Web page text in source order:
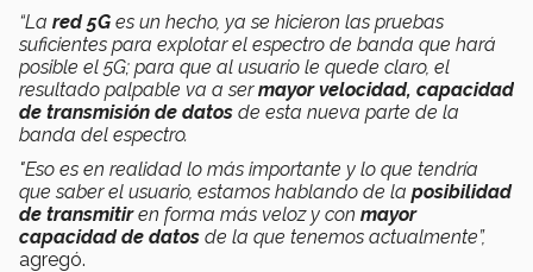
“La red 5G es un hecho, ya se hicieron las pruebas
suficientes para explotar el espectro de banda que hará
posible el 5G; para que al usuario le quede claro, el
resultado palpable va a sermayor velocidad, capacidad
de transmisión de datos de esta nueva parte de la
banda del espectro.
"Eso es en realidad lo más importante y lo que tendría
que saber el usuario, estamos hablando de la posibilidad
de transmitiren forma más veloz y con mayor
capacidad de datos de la que tenemos actualmente”,
agregó.